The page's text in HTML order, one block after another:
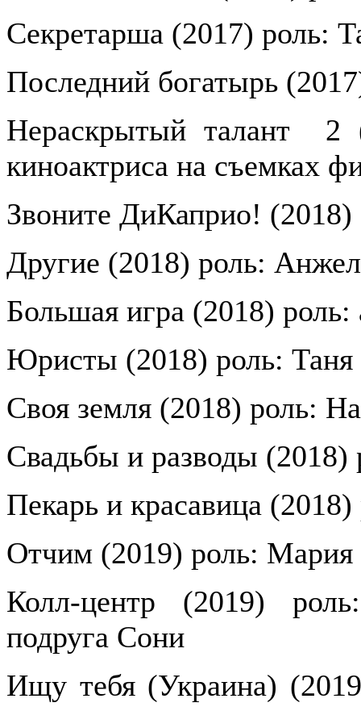
Секретарша (2017) роль:
Последний богатырь
Нераскрытый талант
2
киноактриса на съемках
Звоните ДиКаприо! (2018)
Другие (2018) роль:
Большая игра (2018) роль:
Юристы (2018) роль: Таня
Своя земля (2018) роль:
Свадьбы и разводы (2018)
Пекарь и красавица
Отчим (2019) роль: Мария
Колл-центр (2019)
подруга Сони
Ищу тебя (Украина)